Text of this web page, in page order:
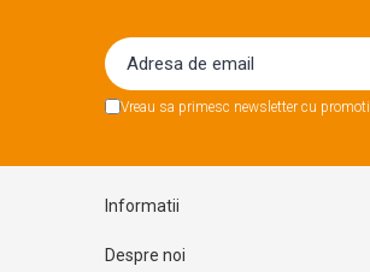
Cutii album foto 30x30cm nunta
Decoratiuni copii
Decoratiuni camera copii
Jucarii si jocuri
Vreau sa primesc newsletter cu
Informatii
Despre noi